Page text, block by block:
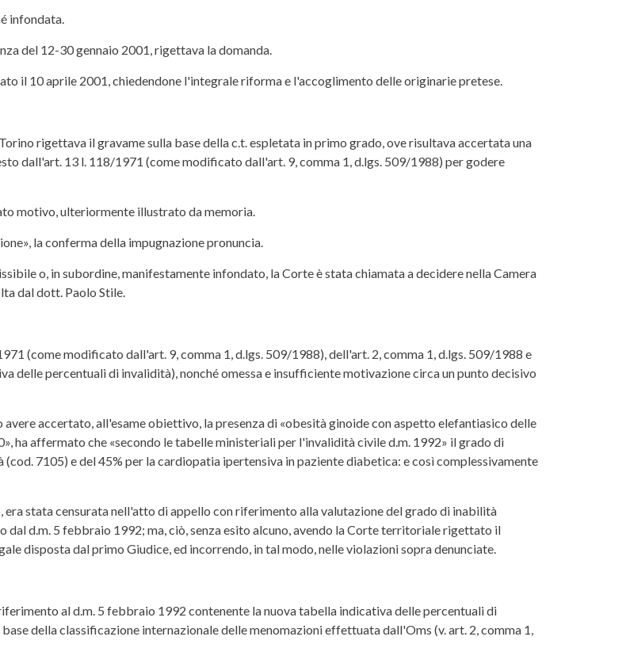
infondata.
del 12-30 gennaio 2001, rigettava la domanda.
il 10 aprile 2001, chiedendone l'integrale riforma e l'accoglimento delle originarie pretese.
rigettava il gravame sulla base della c.t. espletata in primo grado, ove risultava accertata una
dall'art. 13 l. 118/1971 (come modificato dall'art. 9, comma 1, d.lgs. 509/1988) per godere
motivo, ulteriormente illustrato da memoria.
la conferma della impugnazione pronuncia.
o, in subordine, manifestamente infondato, la Corte è stata chiamata a decidere nella Camera
dal dott. Paolo Stile.
(come modificato dall'art. 9, comma 1, d.lgs. 509/1988), dell'art. 2, comma 1, d.lgs. 509/1988 e
delle percentuali di invalidità), nonché omessa e insufficiente motivazione circa un punto decisivo
accertato, all'esame obiettivo, la presenza di «obesità ginoide con aspetto elefantiasico delle
ha affermato che «secondo le tabelle ministeriali per l'invalidità civile d.m. 1992» il grado di
7105) e del 45% per la cardiopatia ipertensiva in paziente diabetica: e così complessivamente
stata censurata nell'atto di appello con riferimento alla valutazione del grado di inabilità
d.m. 5 febbraio 1992; ma, ciò, senza esito alcuno, avendo la Corte territoriale rigettato il
disposta dal primo Giudice, ed incorrendo, in tal modo, nelle violazioni sopra denunciate.
al d.m. 5 febbraio 1992 contenente la nuova tabella indicativa delle percentuali di
della classificazione internazionale delle menomazioni effettuata dall'Oms (v. art. 2, comma 1,